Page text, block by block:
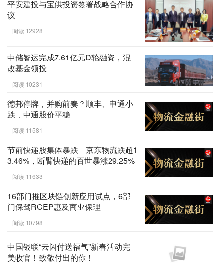
平安建投与宝供投资签署战略合作协
议
阅读 12928
中储智运完成7.61亿元D轮融资，混
改基金领投
阅读 10231
德邦停牌，并购前奏？顺丰、申通小
跌，中通股价平稳
阅读 11581
节前快递股集体暴跌，京东物流跌超1
3.46%，断臂快递的百世暴涨29.25%
阅读 11633
16部门推区块链创新应用试点，6部
门保驾RCEP惠及商业保理
阅读 10798
中国银联“云闪付送福气”新春活动完
美收官！致敬付出的你！